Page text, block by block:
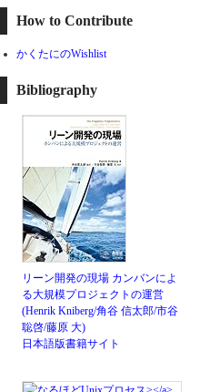
How to Contribute
かくたにのWishlist
Bibliography
リーン開発の現場 カンバンによ
る大規模プロジェクトの運営
(Henrik Kniberg/角谷 信太郎/市谷
聡啓/藤原 大)
日本語版書籍サイト